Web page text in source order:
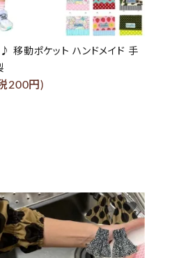
移動ポケット ハンドメイド 手
200円)
favorite